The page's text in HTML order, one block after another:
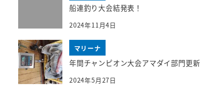
船連釣り大会結発表！
2024年11月4日
マリーナ
年間チャンピオン大会アマダイ部門更新
2024年5月27日